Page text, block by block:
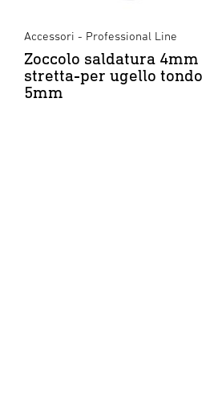
Accessori - Professional Line
Zoccolo saldatura 4mm
stretta-per ugello tondo
5mm